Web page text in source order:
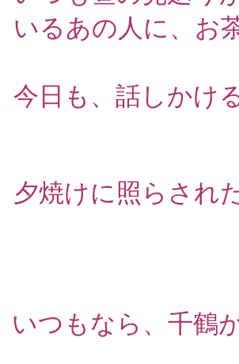
いるあの人に、お
今日も、話しかけ
夕焼けに照らされ
いつもなら、千鶴